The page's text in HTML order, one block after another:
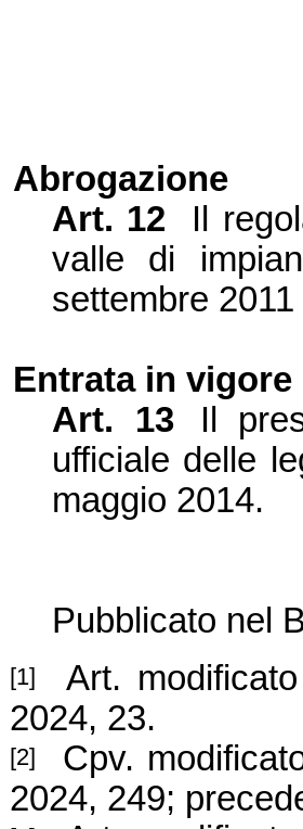
Abrogazione
Art. 12
Il
valle di
settembre
Entrata in vigore
Art. 13
Il
ufficiale delle
maggio 2014.
Pubblicato nel
[1]
Art.
2024, 23.
[2]
Cpv.
2024, 249;